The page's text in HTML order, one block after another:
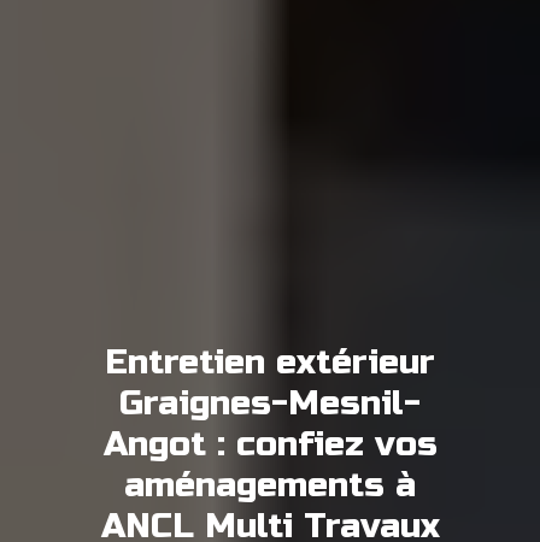
Entretien extérieur
Graignes-Mesnil-
Angot : confiez vos
aménagements à
ANCL Multi Travaux